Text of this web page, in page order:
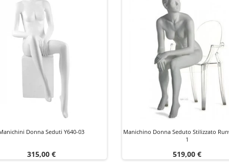
Donna Seduti Y640-03
Prezzo
315,00 €
Manichino Donna Seduto Stilizzato
1
Prezzo
519,00 €